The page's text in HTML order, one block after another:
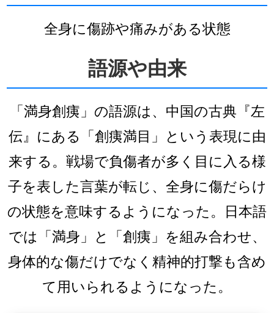
全身に傷跡や痛みがある状態
語源や由来
「満身創痍」の語源は、中国の古典『左
伝』にある「創痍満目」という表現に由
来する。戦場で負傷者が多く目に入る様
子を表した言葉が転じ、全身に傷だらけ
の状態を意味するようになった。日本語
では「満身」と「創痍」を組み合わせ、
身体的な傷だけでなく精神的打撃も含め
て用いられるようになった。